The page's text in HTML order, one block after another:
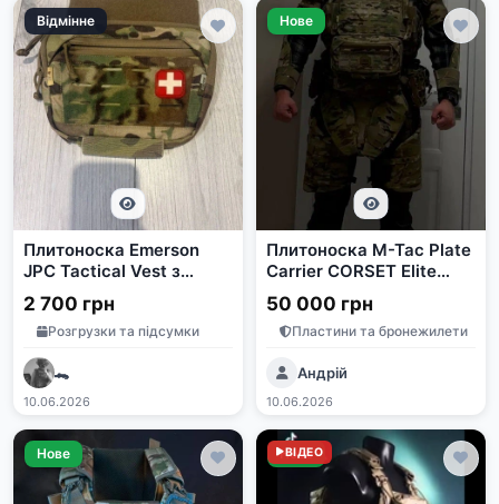
Відмінне
Плитоноска Emerson
JPC Tactical Vest з
підсумком M-Tac з
балістичним пакетом
2 700 грн
Розгрузки та підсумки
🐊
10.06.2026
Нове
Плитоноска M-Tac Plate
Carrier CORSET Elite
(розмір плити М)
Multicam з балістичним
захистом
50 000 грн
Пластини та бронежилети
Андрій
10.06.2026
Нове Нове
ВІДЕО